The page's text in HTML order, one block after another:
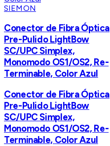
SIEMON
Conector de Fibra Óptica
Pre-Pulido LightBow
SC/UPC Simplex,
Monomodo OS1/OS2, Re-
Terminable, Color Azul
Conector de Fibra Óptica
Pre-Pulido LightBow
SC/UPC Simplex,
Monomodo OS1/OS2, Re-
Terminable, Color Azul